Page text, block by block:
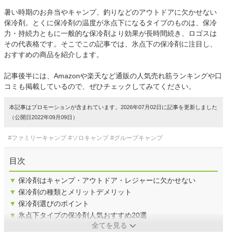
暑い時期のお弁当やキャンプ、釣りなどのアウトドアに欠かせない
保冷剤。とくに保冷剤の温度が氷点下になるタイプのものは、保冷
力・持続力ともに一般的な保冷剤より効果が長時間続き、ロゴスは
その代表格です。そこでこの記事では、氷点下の保冷剤に注目し、
おすすめの商品を紹介します。
記事後半には、Amazonや楽天など通販の人気売れ筋ランキングや口
コミも掲載しているので、ぜひチェックしてみてください。
本記事はプロモーションが含まれています。2026年07月02日に記事を更新しました
（公開日2022年09月09日）
#ファミリーキャンプ #ソロキャンプ #グループキャンプ
目次
▼ 保冷剤はキャンプ・アウトドア・レジャーに欠かせない
▼ 保冷剤の種類とメリットデメリット
▼ 保冷剤選びのポイント
▼ 氷点下タイプの保冷剤人気おすすめ20選
全てを見る